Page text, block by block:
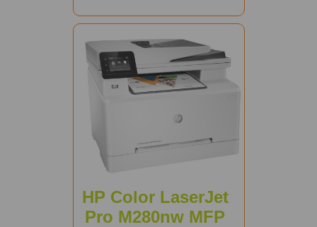
HP Color LaserJet
Pro M280nw MFP